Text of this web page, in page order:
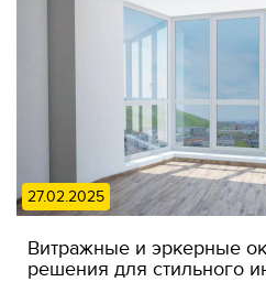
27.02.2025
Витражные и эркерные
решения для стильного